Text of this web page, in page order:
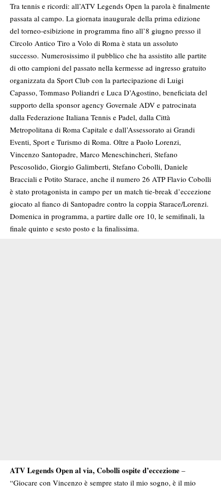
Tra tennis e ricordi: all’ATV Legends Open la parola è finalmente
passata al campo. La giornata inaugurale della prima edizione
del torneo-esibizione in programma fino all’8 giugno presso il
Circolo Antico Tiro a Volo di Roma è stata un assoluto
successo. Numerosissimo il pubblico che ha assistito alle partite
di otto campioni del passato nella kermesse ad ingresso gratuito
organizzata da Sport Club con la partecipazione di Luigi
Capasso, Tommaso Poliandri e Luca D’Agostino, beneficiata del
supporto della sponsor agency Governale ADV e patrocinata
dalla Federazione Italiana Tennis e Padel, dalla Città
Metropolitana di Roma Capitale e dall’Assessorato ai Grandi
Eventi, Sport e Turismo di Roma. Oltre a Paolo Lorenzi,
Vincenzo Santopadre, Marco Meneschincheri, Stefano
Pescosolido, Giorgio Galimberti, Stefano Cobolli, Daniele
Bracciali e Potito Starace, anche il numero 26 ATP Flavio Cobolli
è stato protagonista in campo per un match tie-break d’eccezione
giocato al fianco di Santopadre contro la coppia Starace/Lorenzi.
Domenica in programma, a partire dalle ore 10, le semifinali, la
finale quinto e sesto posto e la finalissima.
ATV Legends Open al via, Cobolli ospite d’eccezione –
“Giocare con Vincenzo è sempre stato il mio sogno, è il mio